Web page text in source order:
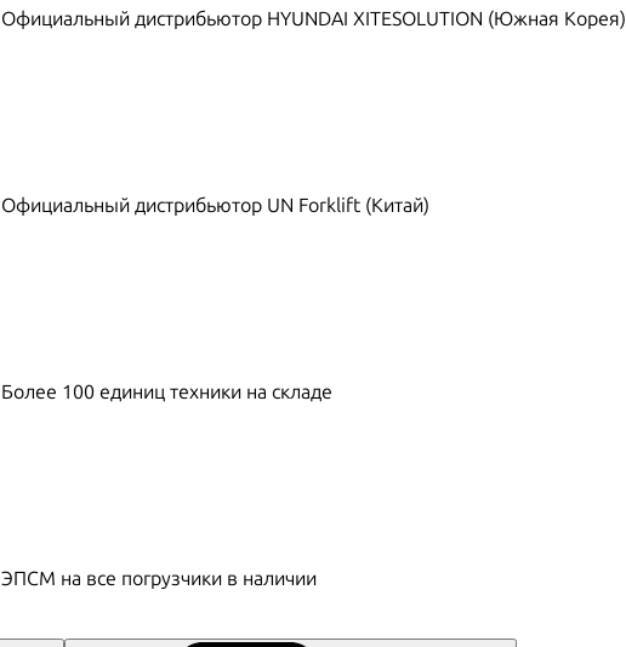
Официальный дистрибьютор HYUNDAI XITESOLUTION (Южная Корея)
Официальный дистрибьютор UN Forklift (Китай)
Более 100 единиц техники на складе
ЭПСМ на все погрузчики в наличии